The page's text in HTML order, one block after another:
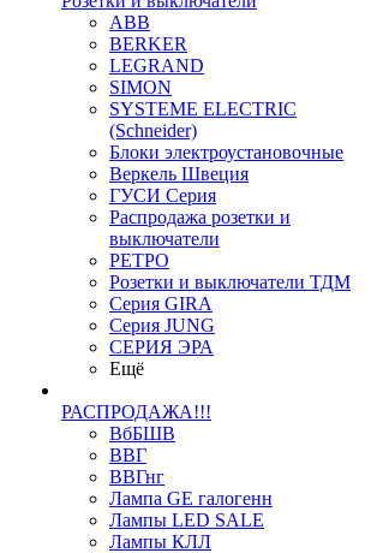
ABB
BERKER
LEGRAND
SIMON
SYSTEME ELECTRIC
(Schneider)
Блоки электроустановочные
Веркель Швеция
ГУСИ Серия
Распродажа розетки и
выключатели
РЕТРО
Розетки и выключатели ТДМ
Серия GIRA
Серия JUNG
СЕРИЯ ЭРА
Ещё
РАСПРОДАЖА!!!
ВбБШВ
ВВГ
ВВГнг
Лампа GE галогенн
Лампы LED SALE
Лампы КЛЛ